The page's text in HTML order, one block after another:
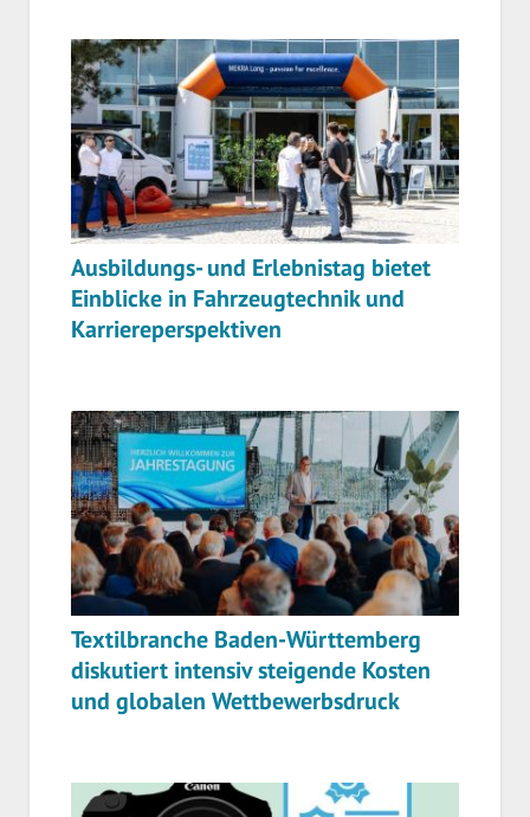
Ausbildungs- und Erlebnistag bietet
Einblicke in Fahrzeugtechnik und
Karriereperspektiven
Textilbranche Baden-Württemberg
diskutiert intensiv steigende Kosten
und globalen Wettbewerbsdruck